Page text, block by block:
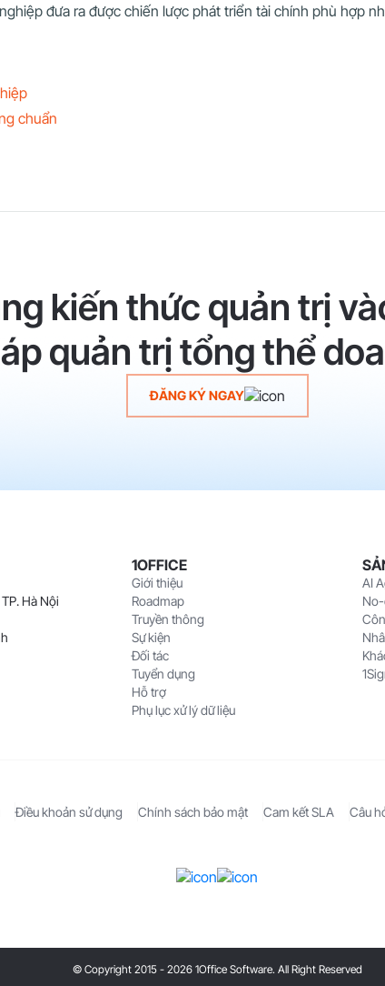
đưa ra được chiến lược phát triển tài chính phù hợp
chuẩn
kiến thức quản trị
quản trị tổng thể
ĐĂNG KÝ NGAY
Hà Nội
1OFFICE
Giới thiệu
Roadmap
Truyền thông
Sự kiện
Đối tác
Tuyển dụng
Hỗ trợ
Phụ lục xử lý dữ liệu
AI
Điều khoản sử dụng Chính sách bảo mật Cam kết SLA Câu
© Copyright 2015 - 2026 1Office Software. All Right Reserved